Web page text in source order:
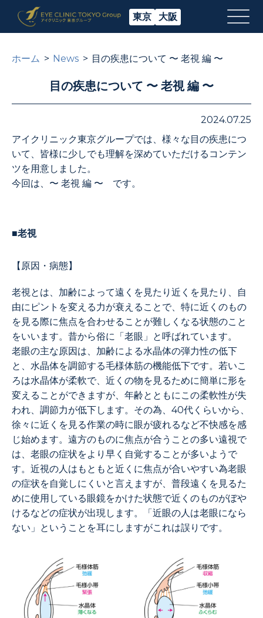
東京 大阪
ホーム News 目の疾患について 〜 老視 編 〜
目の疾患について 〜 老視 編 〜
2024.07.25
アイクリニック東京グループでは、様々な目の疾患につ
いて、皆様に少しでも理解を深めていただけるコンテン
ツを用意しました。
今回は、〜 老視 編 〜 です。
■老視
【原因・病態】
老視とは、加齢によって遠くを見たり近くを見たり、自
由にピントを変える力が衰えることで、特に近くのもの
を見る際に焦点を合わせることが難しくなる状態のこと
をいいます。昔から俗に「老眼」と呼ばれています。
老眼の主な原因は、加齢による水晶体の弾力性の低下
と、水晶体を調節する毛様体筋の機能低下です。若いこ
ろは水晶体が柔軟で、近くの物を見るために簡単に形を
変えることができますが、年齢とともにこの柔軟性が失
われ、調節力が低下します。その為、40代くらいから、
徐々に近くを見る作業の時に眼が疲れるなど不快感を感
じ始めます。遠方のものに焦点が合うことの多い遠視で
は、老眼の症状をより早く自覚することが多いようで
す。近視の人はもともと近くに焦点が合いやすい為老眼
の症状を自覚しにくいと言えますが、普段遠くを見るた
めに使用している眼鏡をかけた状態で近くのものがぼや
けるなどの症状が出現します。「近眼の人は老眼になら
ない」ということを耳にしますがこれは誤りです。